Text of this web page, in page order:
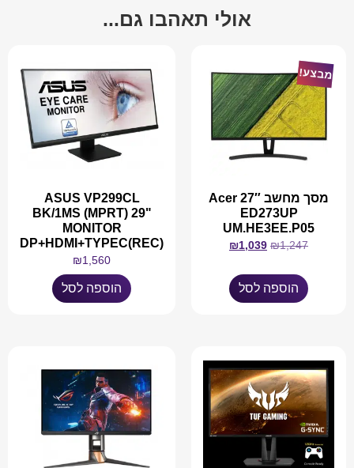
אולי תאהבו גם...
מבצע!
מסך מחשב 27″ Acer
ED273UP
UM.HE3EE.P05
₪1,247
₪1,039
הוספה לסל
ASUS VP299CL
BK/1MS (MPRT) 29"
MONITOR
DP+HDMI+TYPEC(REC)
₪1,560
הוספה לסל